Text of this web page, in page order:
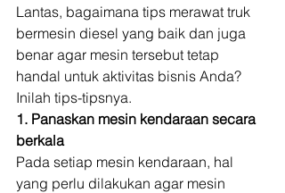
Lantas, bagaimana tips merawat truk
bermesin diesel yang baik dan juga
benar agar mesin tersebut tetap
handal untuk aktivitas bisnis Anda?
Inilah tips-tipsnya.
1. Panaskan mesin kendaraan secara
berkala
Pada setiap mesin kendaraan, hal
yang perlu dilakukan agar mesin